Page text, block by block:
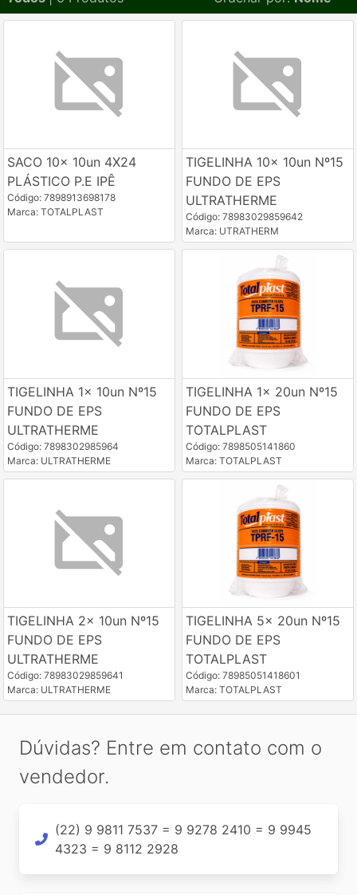
SACO 10x 10un 4X24
PLÁSTICO P.E IPÊ
Código: 7898913698178
Marca: TOTALPLAST
TIGELINHA 10x 10un Nº15
FUNDO DE EPS
ULTRATHERME
Código: 78983029859642
Marca: UTRATHERM
TIGELINHA 1x 10un Nº15
FUNDO DE EPS
ULTRATHERME
Código: 7898302985964
Marca: ULTRATHERME
TIGELINHA 1x 20un Nº15
FUNDO DE EPS
TOTALPLAST
Código: 7898505141860
Marca: TOTALPLAST
TIGELINHA 2x 10un Nº15
FUNDO DE EPS
ULTRATHERME
Código: 78983029859641
Marca: ULTRATHERME
TIGELINHA 5x 20un Nº15
FUNDO DE EPS
TOTALPLAST
Código: 78985051418601
Marca: TOTALPLAST
Dúvidas? Entre em contato com o
vendedor.
(22) 9 9811 7537 = 9 9278 2410 = 9 9945
4323 = 9 8112 2928